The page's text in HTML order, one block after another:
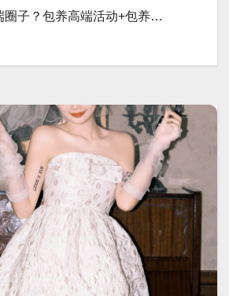
圈子？包养高端活动+包养…